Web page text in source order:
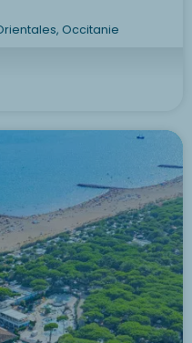
Occitanie